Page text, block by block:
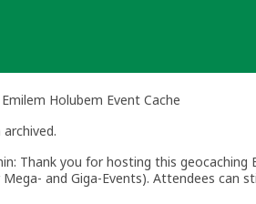
Holubem Event Cache
Thank you for hosting this
and Giga-Events). Attendees can